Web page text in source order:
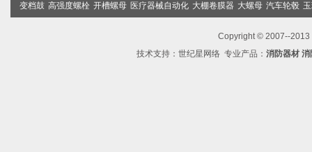
变档鼓 高强度螺栓 开槽螺母 医疗器械自动化 大棚卷膜器 大螺母 汽车轮毂
Copyright © 2007--2013
技术支持： 世纪星网络专业产品： 消防器材 消